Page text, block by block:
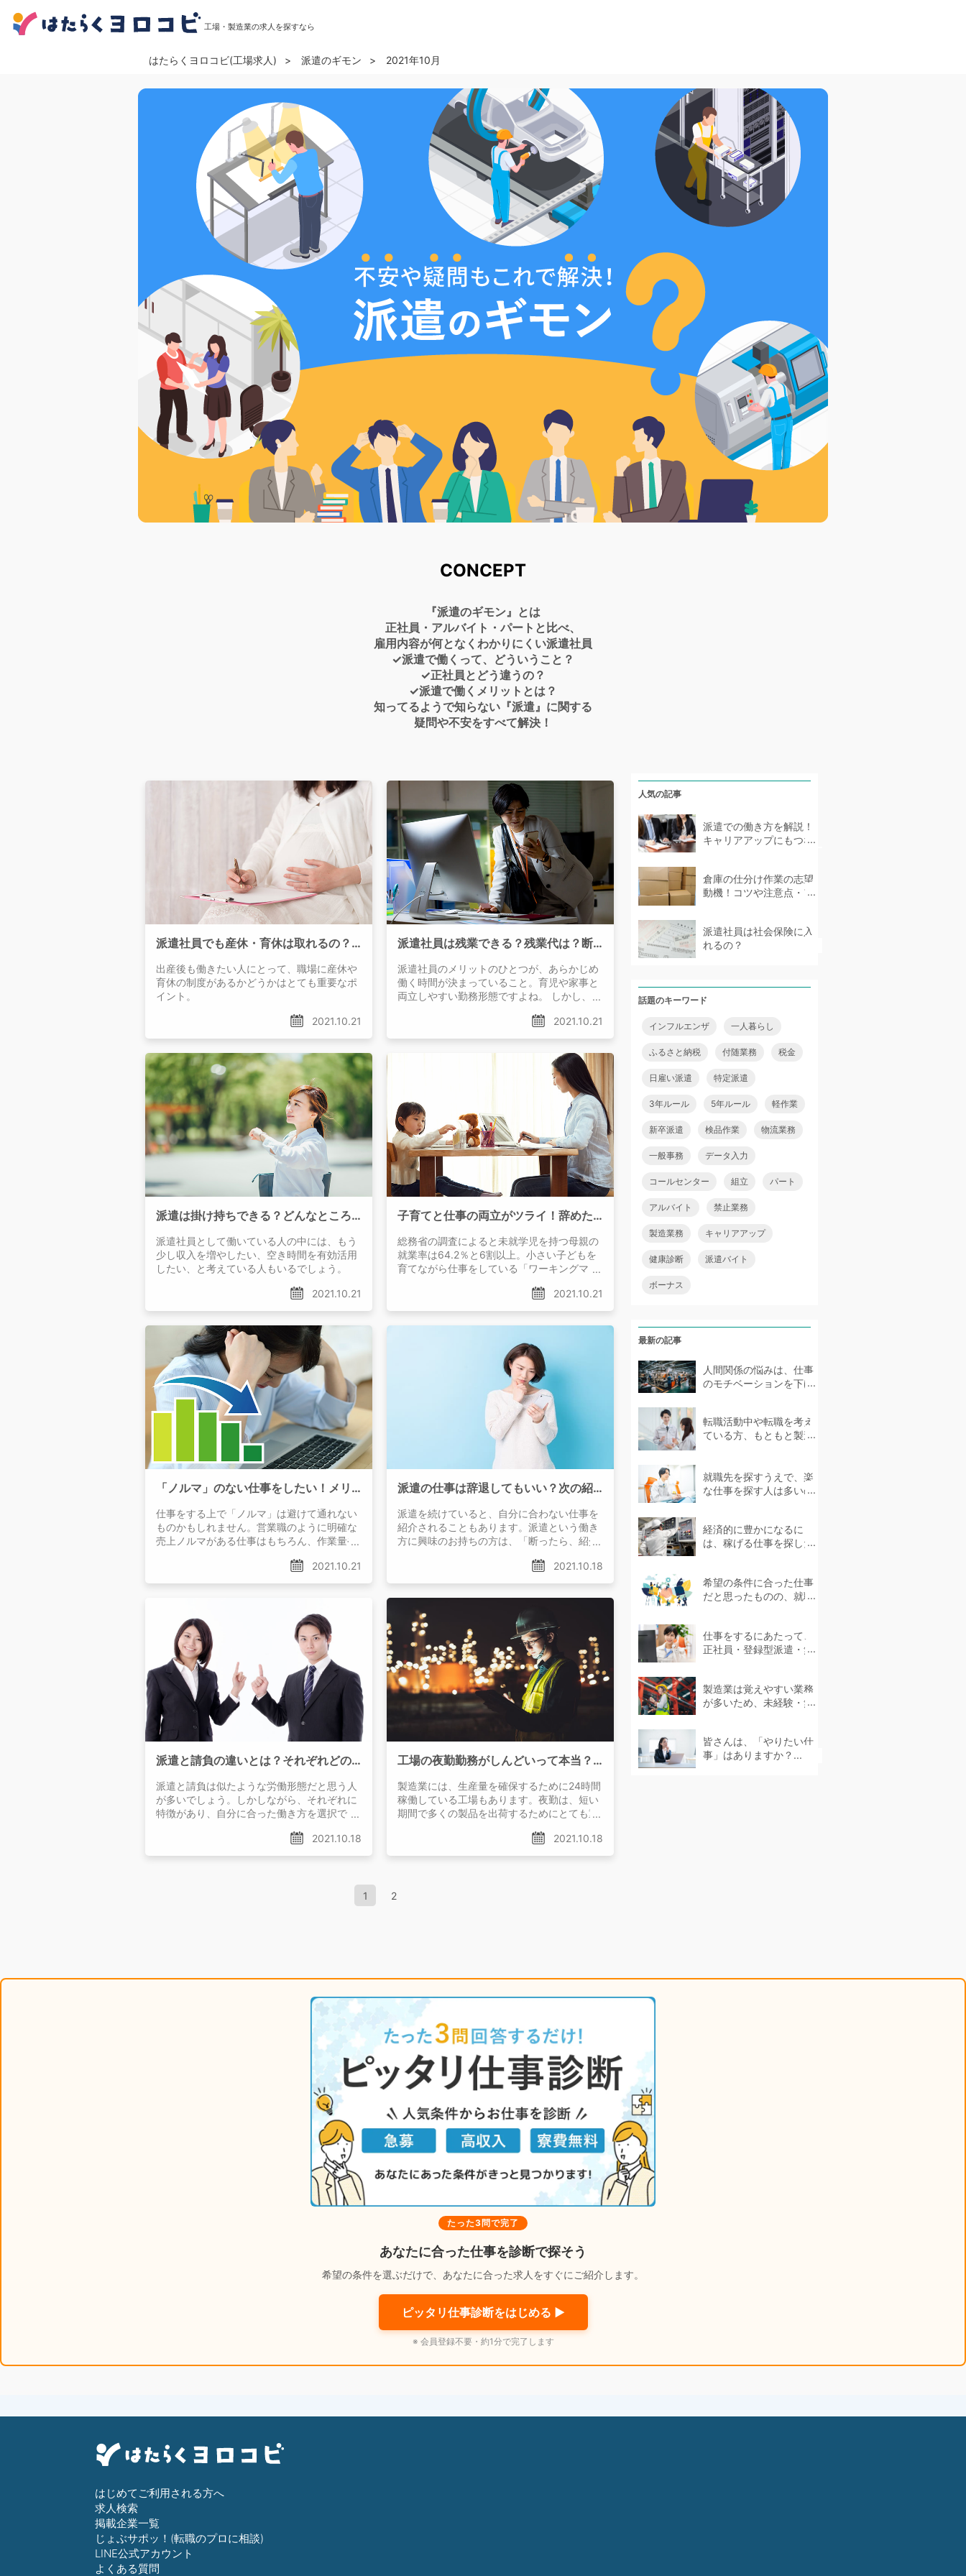
工場・製造業の求人を探すなら
はたらくヨロコビ(工場求人) 派遣のギモン 2021年10月
CONCEPT
『派遣のギモン』とは
正社員・アルバイト・パートと比べ、
雇用内容が何となくわかりにくい派遣社員
✓派遣で働くって、どういうこと？
✓正社員とどう違うの？
✓派遣で働くメリットとは？
知ってるようで知らない『派遣』に関する
疑問や不安をすべて解決！
派遣社員でも産休・育休は取れるの？復職方法は？
出産後も働きたい人にとって、職場に産休や
育休の制度があるかどうかはとても重要なポ
イント。
2021.10.21
派遣社員は残業できる？残業代は？断ることはできるの？
派遣社員のメリットのひとつが、あらかじめ
働く時間が決まっていること。育児や家事と
両立しやすい勤務形態ですよね。 しかし、派
2021.10.21
派遣は掛け持ちできる？どんなところに注意すれば良い？
派遣社員として働いている人の中には、もう
少し収入を増やしたい、空き時間を有効活用
したい、と考えている人もいるでしょう。
2021.10.21
子育てと仕事の両立がツライ！辞めたほうが良い？両立しやすい転職先とは？
総務省の調査によると未就学児を持つ母親の
就業率は64.2％と6割以上。小さい子どもを
育てながら仕事をしている「ワーキングマ
2021.10.21
「ノルマ」のない仕事をしたい！メリット・デメリットを徹底解説！
仕事をする上で「ノルマ」は避けて通れない
ものかもしれません。営業職のように明確な
売上ノルマがある仕事はもちろん、作業量や
2021.10.21
派遣の仕事は辞退してもいい？次の紹介につなげる仕事の断り方とは
派遣を続けていると、自分に合わない仕事を
紹介されることもあります。派遣という働き
方に興味のお持ちの方は、「断ったら、紹介
安に思う方もいらっしゃるかもしれません。
2021.10.18
派遣と請負の違いとは？それぞれどのようなメリット・デメリットがあるの？
派遣と請負は似たような労働形態だと思う人
が多いでしょう。しかしながら、それぞれに
特徴があり、自分に合った働き方を選択でき
2021.10.18
工場の夜勤勤務がしんどいって本当？女性でも働くことはできる？
製造業には、生産量を確保するために24時間
稼働している工場もあります。夜勤は、短い
期間で多くの製品を出荷するためにとても重
いイメージがあるかもしれません。2021.10.18
1 2
人気の記事
派遣での働き方を解説！
キャリアアップにもつな
倉庫の仕分け作業の志望
動機！コツや注意点・ア
派遣社員は社会保険に入
れるの？
話題のキーワード
インフルエンザ 一人暮らし
ふるさと納税 付随業務 税金
日雇い派遣 特定派遣
3年ルール 5年ルール 軽作業
新卒派遣 検品作業 物流業務
一般事務 データ入力
コールセンター 組立 パート
アルバイト 禁止業務
製造業務 キャリアアップ
健康診断 派遣バイト
ボーナス
最新の記事
人間関係の悩みは、仕事
のモチベーションを下げ
転職活動中や転職を考え
ている方、もともと製造
就職先を探すうえで、楽
な仕事を探す人は多いの
経済的に豊かになるに
は、稼げる仕事を探した
希望の条件に合った仕事
だと思ったものの、就職
仕事をするにあたって、
正社員・登録型派遣・無
製造業は覚えやすい業務
が多いため、未経験・無
皆さんは、「やりたい仕
事」はありますか？...
たった3問で完了
あなたに合った仕事を診断で探そう
希望の条件を選ぶだけで、あなたに合った求人をすぐにご紹介します。
ピッタリ仕事診断をはじめる ▶
※ 会員登録不要・約1分で完了します
はじめてご利用される方へ
求人検索
掲載企業一覧
じょぶサポッ！(転職のプロに相談)
LINE公式アカウント
よくある質問